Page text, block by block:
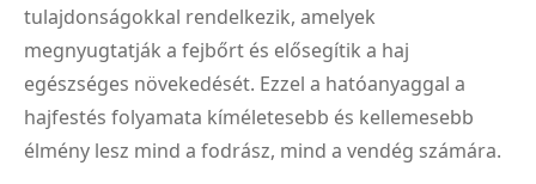
tulajdonságokkal rendelkezik, amelyek
megnyugtatják a fejbőrt és elősegítik a haj
egészséges növekedését. Ezzel a hatóanyaggal a
hajfestés folyamata kíméletesebb és kellemesebb
élmény lesz mind a fodrász, mind a vendég számára.